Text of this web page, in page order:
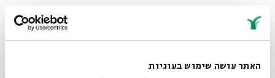
האתר עושה שימוש בעוגיות
ז'אנר: קליפים אמנותיים | ישראל | 67 דקות | בימוי: מיכה